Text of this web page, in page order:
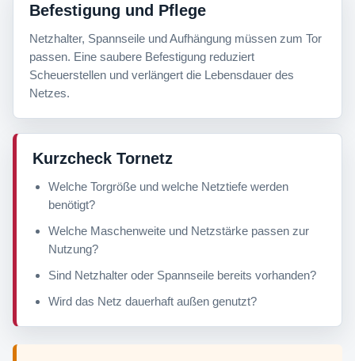
Befestigung und Pflege
Netzhalter, Spannseile und Aufhängung müssen zum Tor
passen. Eine saubere Befestigung reduziert
Scheuerstellen und verlängert die Lebensdauer des
Netzes.
Kurzcheck Tornetz
Welche Torgröße und welche Netztiefe werden
benötigt?
Welche Maschenweite und Netzstärke passen zur
Nutzung?
Sind Netzhalter oder Spannseile bereits vorhanden?
Wird das Netz dauerhaft außen genutzt?